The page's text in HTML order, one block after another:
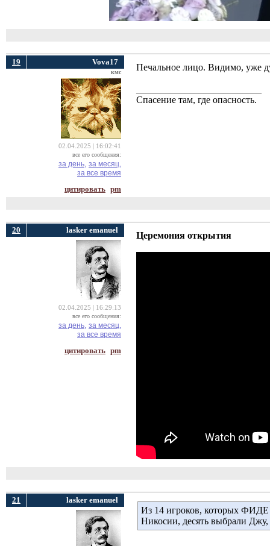
19 Vova17
кмс
02.04.2025 | 16:02:41
все его сообщения:
за день, за месяц,
за все время
цитировать pm
Печальное лицо. Видимо, уже
Спасение там, где опасность.
20 lasker emanuel
02.04.2025 | 16:29:13
все его сообщения:
за день, за месяц,
за все время
цитировать pm
Церемония открытия
21 lasker emanuel
Из 14 игроков, которых ФИДЕ
Никосии, десять выбрали Джу,